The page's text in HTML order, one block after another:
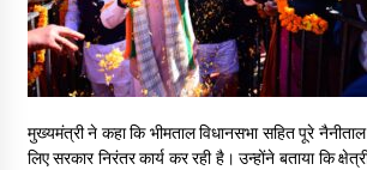
मुख्यमंत्री ने कहा कि भीमताल विधानसभा सहित पूरे
लिए सरकार निरंतर कार्य कर रही है। उन्होंने बताया कि